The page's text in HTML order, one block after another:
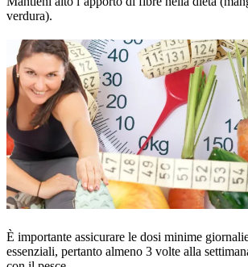
verdura).
È importante assicurare le dosi minime
essenziali, pertanto almeno 3 volte alla